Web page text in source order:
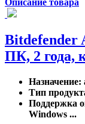
Описание товара
Bitdefender
ПК, 2 года,
Назначение:
Тип
Поддержка
Windows ...